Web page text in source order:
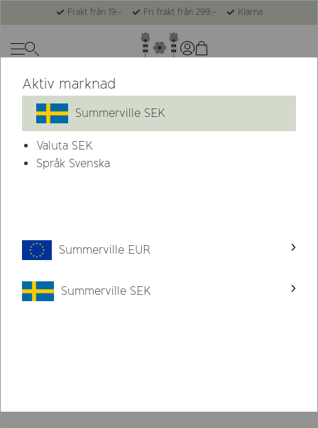
Frakt från 19:- Fri frakt från 299:- Klarna
Aktiv marknad
Summerville SEK
Valuta SEK
Språk Svenska
Summerville EUR
Summerville SEK